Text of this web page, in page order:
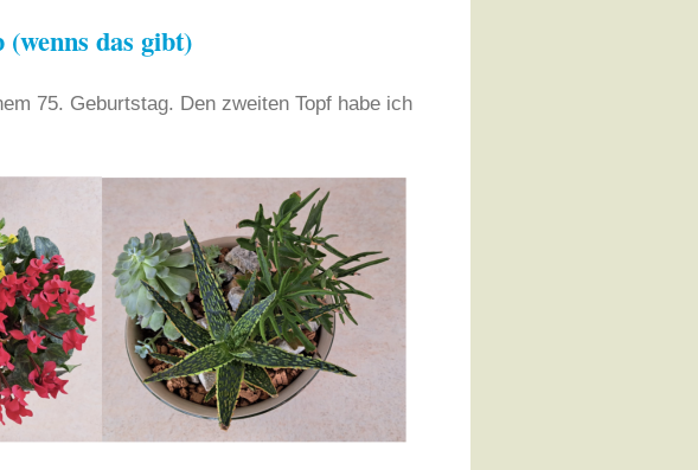
das gibt)
75. Geburtstag. Den zweiten Topf habe ich